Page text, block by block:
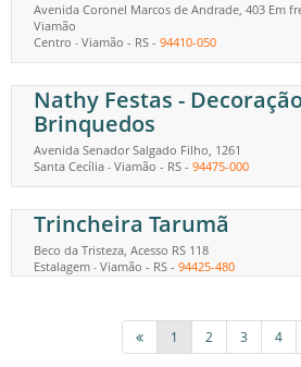
Avenida Coronel Marcos de Andrade, 403 Em
Viamão
Centro - Viamão - RS - 94410-050
Nathy Festas -
Brinquedos
Avenida Senador Salgado Filho, 1261
Santa Cecília - Viamão - RS - 94475-000
Trincheira Tarumã
Beco da Tristeza, Acesso RS 118
Estalagem - Viamão - RS - 94425-480
1 2 3 4